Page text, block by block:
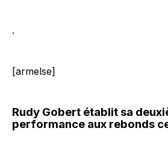
.
[armelse]
Rudy Gobert établit sa
performance aux rebonds